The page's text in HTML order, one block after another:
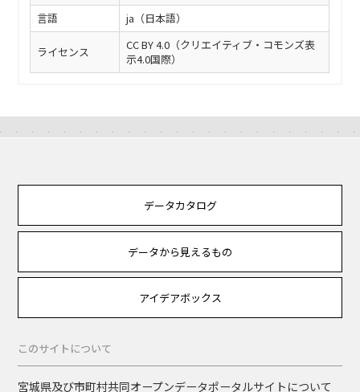
言語
ja（日本語）
ライセンス
CC BY 4.0（クリエイティブ・コモンズ表
示4.0国際）
データカタログ
データから見えるもの
アイデアボックス
このサイトについて
宮城県及び市町村共同オープンデータポータルサイトについて